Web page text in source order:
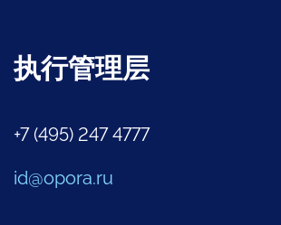
执行管理层
+7 (495) 247 4777
id@opora.ru